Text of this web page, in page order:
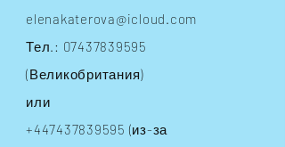
elenakaterova@icloud.com
Тел.: 07437839595
(Великобритания)
или
+447437839595 (из-за